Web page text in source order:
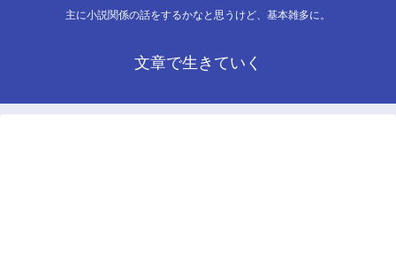
主に小説関係の話をするかなと思うけど、基本雑多に。
文章で生きていく